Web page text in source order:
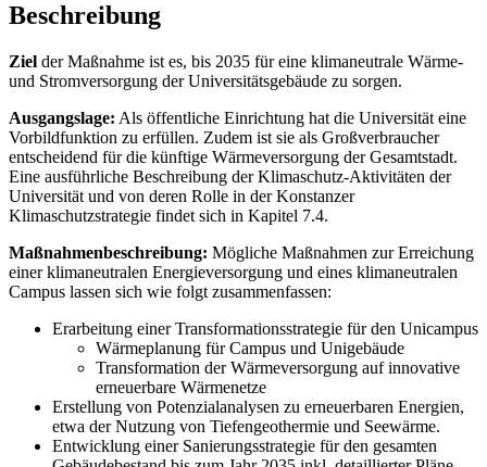
Beschreibung
Ziel der Maßnahme ist es, bis 2035 für eine klimaneutrale Wärme-
und Stromversorgung der Universitätsgebäude zu sorgen.
Ausgangslage: Als öffentliche Einrichtung hat die Universität eine
Vorbildfunktion zu erfüllen. Zudem ist sie als Großverbraucher
entscheidend für die künftige Wärmeversorgung der Gesamtstadt.
Eine ausführliche Beschreibung der Klimaschutz-Aktivitäten der
Universität und von deren Rolle in der Konstanzer
Klimaschutzstrategie findet sich in Kapitel 7.4.
Maßnahmenbeschreibung: Mögliche Maßnahmen zur Erreichung
einer klimaneutralen Energieversorgung und eines klimaneutralen
Campus lassen sich wie folgt zusammenfassen:
Erarbeitung einer Transformationsstrategie für den Unicampus
Wärmeplanung für Campus und Unigebäude
Transformation der Wärmeversorgung auf innovative
erneuerbare Wärmenetze
Erstellung von Potenzialanalysen zu erneuerbaren Energien,
etwa der Nutzung von Tiefengeothermie und Seewärme.
Entwicklung einer Sanierungsstrategie für den gesamten